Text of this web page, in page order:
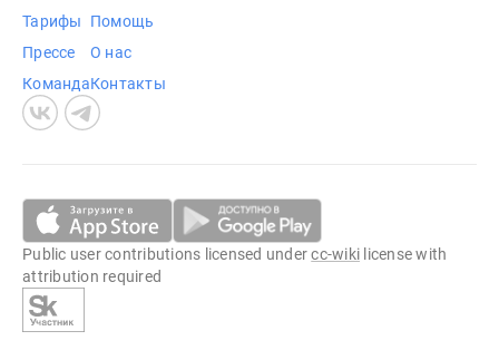
Тарифы
Прессе
Команда
Помощь
О нас
Контакты
Public user contributions licensed undercc-wiki license with
attribution required